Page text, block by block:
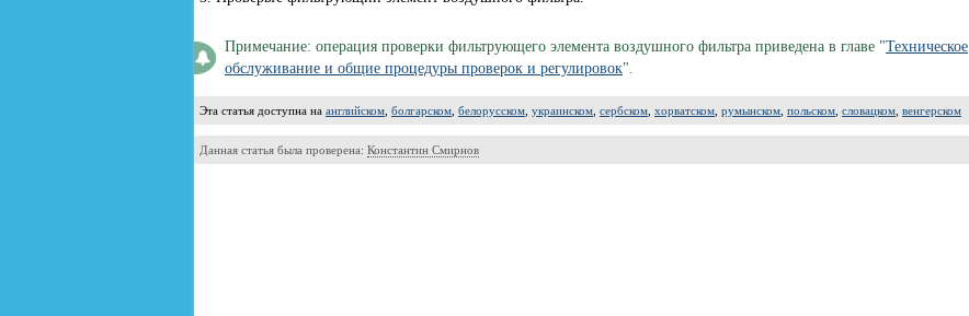
Примечание: операция проверки фильтрующего элемента воздушного фильтра приведена в главе "Техническое
обслуживание и общие процедуры проверок и регулировок".
Эта статья доступна на английском болгарском белорусском украинском сербском хорватском румынском польском словацком венгерском
Данная статья была проверена: Константин Смирнов